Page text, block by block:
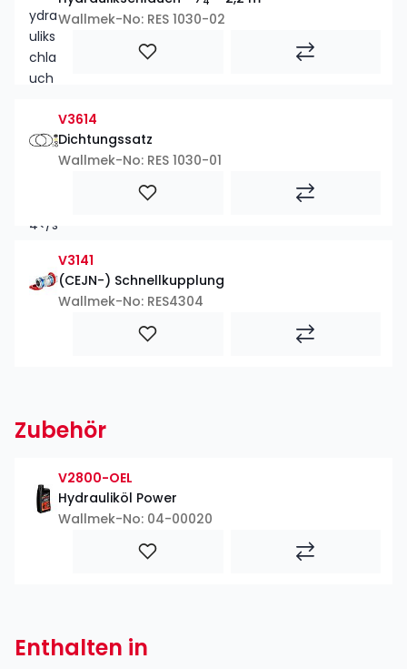
Wallmek-No: RES 1030-02
V3614
Dichtungssatz
Wallmek-No: RES 1030-01
V3141
(CEJN-) Schnellkupplung
Wallmek-No: RES4304
Zubehör
V2800-OEL
Hydrauliköl Power
Wallmek-No: 04-00020
Enthalten in